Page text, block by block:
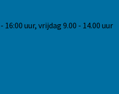
uur, vrijdag 9.00 - 14.00 uur